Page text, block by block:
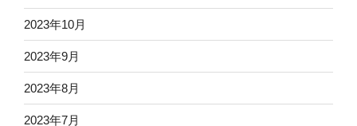
2023年10月
2023年9月
2023年8月
2023年7月